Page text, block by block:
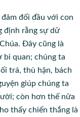
đối đầu với con
định rằng sự dữ
Đây cũng là
bi quan; chúng ta
trá, thù hận, bách
giúp chúng ta
còn hơn thế nữa
thấy chiến thắng là